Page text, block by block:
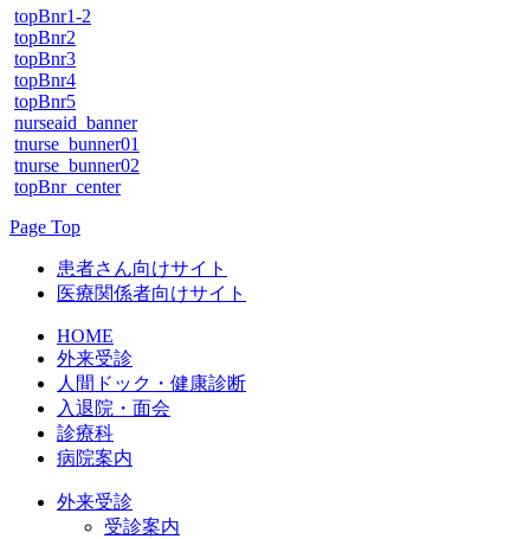
topBnr1-2
topBnr2
topBnr3
topBnr4
topBnr5
nurseaid_banner
tnurse_bunner01
tnurse_bunner02
topBnr_center
Page Top
患者さん向けサイト
医療関係者向けサイト
HOME
外来受診
人間ドック・健康診断
入退院・面会
診療科
病院案内
外来受診
受診案内